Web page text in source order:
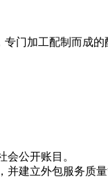
门加工配制而成
公开账目。
建立外包服务质量